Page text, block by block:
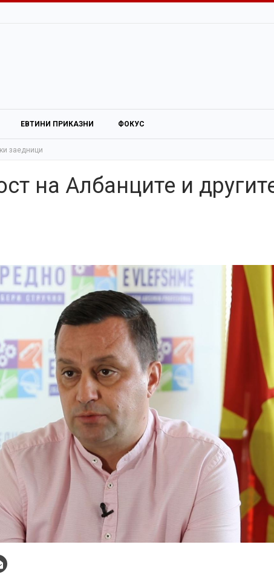
ЕВТИНИ ПРИКАЗНИ ФОКУС
заедници
на Албанците и